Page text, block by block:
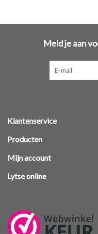
Meld je aan
Klantenservice
Producten
Mijn account
Lytse online